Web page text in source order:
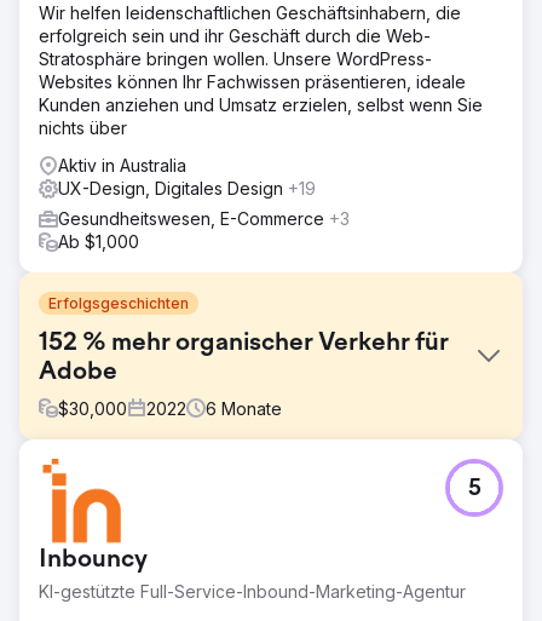
Wir helfen leidenschaftlichen Geschäftsinhabern, die
erfolgreich sein und ihr Geschäft durch die Web-
Stratosphäre bringen wollen. Unsere WordPress-
Websites können Ihr Fachwissen präsentieren, ideale
Kunden anziehen und Umsatz erzielen, selbst wenn Sie
nichts über
Aktiv in Australia
UX-Design, Digitales Design +19
Gesundheitswesen, E-Commerce +3
Ab $1,000
Erfolgsgeschichten
152 % mehr organischer Verkehr für
Adobe
$30,000 2022 6 Monate
Herausforderung
Adobe trat mit einem spezifischen Bedarf im Bereich
digitales Marketing an uns heran und bat um die
Entwicklung einer umfassenden Strategie zur Stärkung
ihrer Onlinepräsenz, Einbindung ihrer Zielgruppe,
Verbesserung der Keyword-Leistung und Förderung von
Conversions über mehrere digitale Plattformen hinweg.
Inbouncy
KI-gestützte Full-Service-Inbound-Marketing-Agentur
5